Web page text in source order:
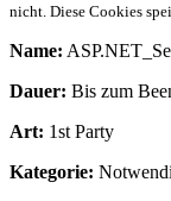
nicht. Diese Cookies
Name:
Dauer: Bis zum
Art: 1st Party
Kategorie: